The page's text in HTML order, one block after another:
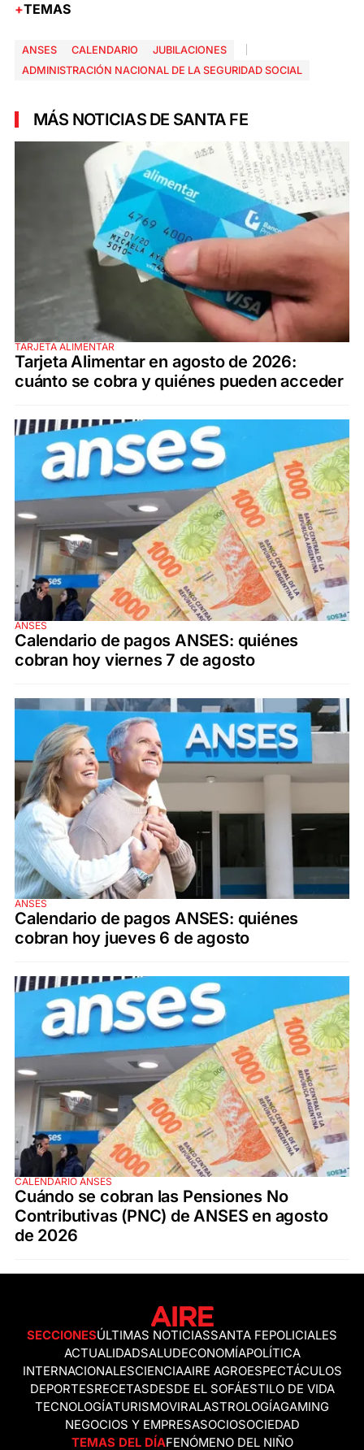
TEMAS
ANSES CALENDARIO
JUBILACIONES
ADMINISTRACIÓN NACIONAL DE LA SEGURIDAD SOCIAL
MÁS NOTICIAS DE SANTA FE
TARJETA ALIMENTAR
Tarjeta Alimentar en agosto de 2026:
cuánto se cobra y quiénes pueden acceder
ANSES
Calendario de pagos ANSES: quiénes
cobran hoy viernes 7 de agosto
ANSES
Calendario de pagos ANSES: quiénes
cobran hoy jueves 6 de agosto
CALENDARIO ANSES
Cuándo se cobran las Pensiones No
Contributivas (PNC) de ANSES en agosto
de 2026
SECCIONESÚLTIMAS NOTICIASSANTA FEPOLICIALES
ACTUALIDADSALUDECONOMÍAPOLÍTICA
INTERNACIONALESCIENCIAAIRE AGROESPECTÁCULOS
DEPORTESRECETASDESDE EL SOFÁESTILO DE VIDA
TECNOLOGÍATURISMOVIRALASTROLOGÍAGAMING
NEGOCIOS Y EMPRESASOCIOSOCIEDAD
TEMAS DEL DÍAFENÓMENO DEL NIÑO